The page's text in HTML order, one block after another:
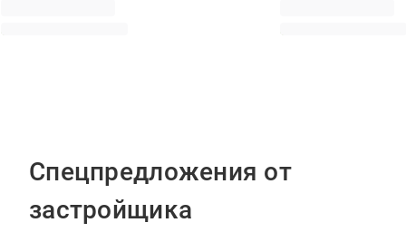
Спецпредложения от
застройщика